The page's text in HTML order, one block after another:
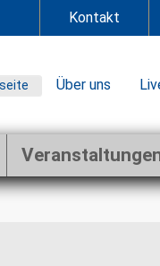
Kontakt
Über uns